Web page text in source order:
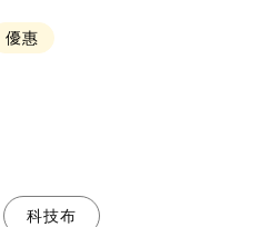
優惠
科技布